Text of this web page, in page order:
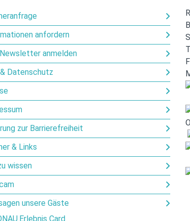
anfordern
anmelden
Datenschutz
zur Barrierefreiheit
& Links
wissen
unsere Gäste